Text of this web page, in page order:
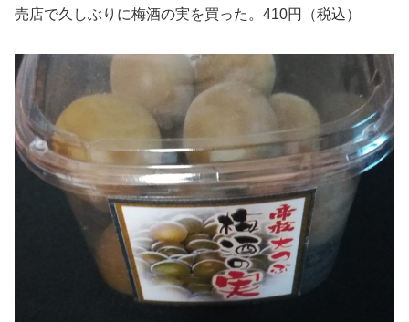
売店で久しぶりに梅酒の実を買った。410円（税込）